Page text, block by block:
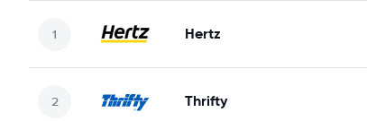
Hertz
Thrifty